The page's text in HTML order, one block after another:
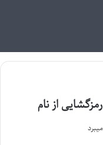
از نام